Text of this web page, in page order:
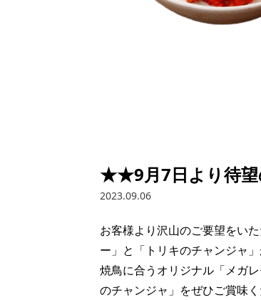
★★9月7日より待
2023.09.06
お客様より沢山のご要望をい
ー」と「トリキのチャンジャ
焼鳥に合うオリジナル「メガ
のチャンジャ」をぜひご賞味